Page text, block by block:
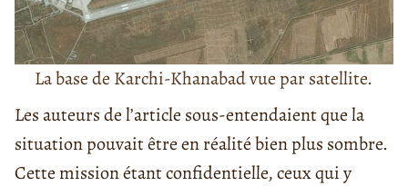
La base de Karchi-Khanabad vue par satellite.
Les auteurs de l’article sous-entendaient que la
situation pouvait être en réalité bien plus sombre.
Cette mission étant confidentielle, ceux qui y